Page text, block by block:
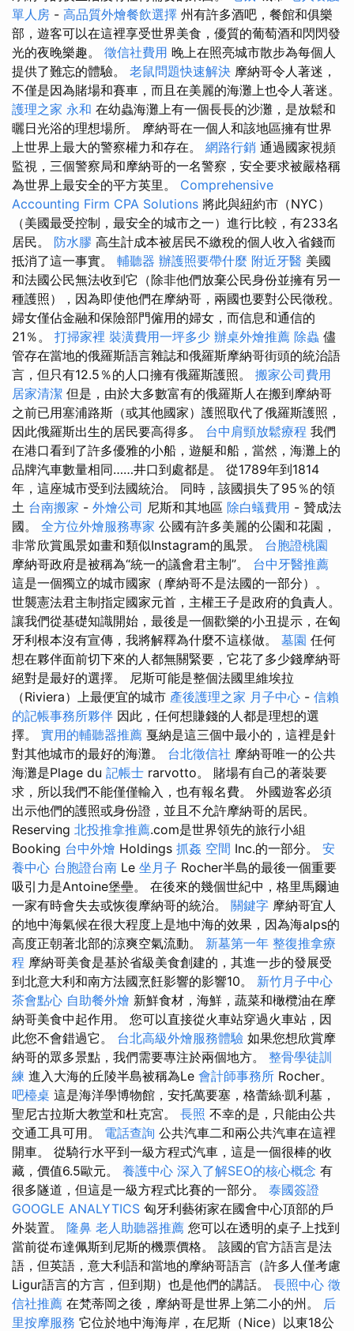
單人房 - 高品質外燴餐飲選擇 州有許多酒吧，餐館和俱樂
部，遊客可以在這裡享受世界美食，優質的葡萄酒和閃閃發
光的夜晚樂趣。 徵信社費用 晚上在照亮城市散步為每個人
提供了難忘的體驗。 老鼠問題快速解決 摩納哥令人著迷，
不僅是因為賭場和賽車，而且在美麗的海灘上也令人著迷。
護理之家 永和 在幼蟲海灘上有一個長長的沙灘，是放鬆和
曬日光浴的理想場所。 摩納哥在一個人和該地區擁有世界
上世界上最大的警察權力和存在。 網路行銷 通過國家視頻
監視，三個警察局和摩納哥的一名警察，安全要求被嚴格稱
為世界上最安全的平方英里。 Comprehensive
Accounting Firm CPA Solutions 將此與紐約市（NYC）
（美國最受控制，最安全的城市之一）進行比較，有233名
居民。 防水膠 高生計成本被居民不繳稅的個人收入省錢而
抵消了這一事實。 輔聽器 辦護照要帶什麼 附近牙醫 美國
和法國公民無法收到它（除非他們放棄公民身份並擁有另一
種護照），因為即使他們在摩納哥，兩國也要對公民徵稅。
婦女僅佔金融和保險部門僱用的婦女，而信息和通信的
21％。 打掃家裡 裝潢費用一坪多少 辦桌外燴推薦 除蟲 儘
管存在當地的俄羅斯語言雜誌和俄羅斯摩納哥街頭的統治語
言，但只有12.5％的人口擁有俄羅斯護照。 搬家公司費用
居家清潔 但是，由於大多數富有的俄羅斯人在搬到摩納哥
之前已用塞浦路斯（或其他國家）護照取代了俄羅斯護照，
因此俄羅斯出生的居民要高得多。 台中肩頸放鬆療程 我們
在港口看到了許多優雅的小船，遊艇和船，當然，海灘上的
品牌汽車數量相同……井口到處都是。 從1789年到1814
年，這座城市受到法國統治。 同時，該國損失了95％的領
土 台南搬家 - 外燴公司 尼斯和其地區 除白蟻費用 - 贊成法
國。 全方位外燴服務專家 公國有許多美麗的公園和花園，
非常欣賞風景如畫和類似Instagram的風景。 台胞證桃園
摩納哥政府是被稱為“統一的議會君主制”。 台中牙醫推薦
這是一個獨立的城市國家（摩納哥不是法國的一部分）。
世襲憲法君主制指定國家元首，主權王子是政府的負責人。
讓我們從基礎知識開始，最後是一個歡樂的小丑提示，在匈
牙利根本沒有宣傳，我將解釋為什麼不這樣做。 墓園 任何
想在夥伴面前切下來的人都無關緊要，它花了多少錢摩納哥
絕對是最好的選擇。 尼斯可能是整個法國里維埃拉
（Riviera）上最便宜的城市 產後護理之家 月子中心 - 信賴
的記帳事務所夥伴 因此，任何想賺錢的人都是理想的選
擇。 實用的輔聽器推薦 戛納是這三個中最小的，這裡是針
對其他城市的最好的海灘。 台北徵信社 摩納哥唯一的公共
海灘是Plage du 記帳士 rarvotto。 賭場有自己的著裝要
求，所以我們不能僅僅輸入，也有報名費。 外國遊客必須
出示他們的護照或身份證，並且不允許摩納哥的居民。
Reserving 北投推拿推薦.com是世界領先的旅行小組
Booking 台中外燴 Holdings 抓姦 空間 Inc.的一部分。 安
養中心 台胞證台南 Le 坐月子 Rocher半島的最後一個重要
吸引力是Antoine堡壘。 在後來的幾個世紀中，格里馬爾迪
一家有時會失去或恢復摩納哥的統治。 關鍵字 摩納哥宜人
的地中海氣候在很大程度上是地中海的效果，因為海alps的
高度正朝著北部的涼爽空氣流動。 新墓第一年 整復推拿療
程 摩納哥美食是基於省級美食創建的，其進一步的發展受
到北意大利和南方法國烹飪影響的影響10。 新竹月子中心
茶會點心 自助餐外燴 新鮮食材，海鮮，蔬菜和橄欖油在摩
納哥美食中起作用。 您可以直接從火車站穿過火車站，因
此您不會錯過它。 台北高級外燴服務體驗 如果您想欣賞摩
納哥的眾多景點，我們需要專注於兩個地方。 整骨學徒訓
練 進入大海的丘陵半島被稱為Le 會計師事務所 Rocher。
吧檯桌 這是海洋學博物館，安托萬要塞，格蕾絲·凱利墓，
聖尼古拉斯大教堂和杜克宮。 長照 不幸的是，只能由公共
交通工具可用。 電話查詢 公共汽車二和兩公共汽車在這裡
開車。 從騎行水平到一級方程式汽車，這是一個很棒的收
藏，價值6.5歐元。 養護中心 深入了解SEO的核心概念 有
很多隧道，但這是一級方程式比賽的一部分。 泰國簽證
GOOGLE ANALYTICS 匈牙利藝術家在國會中心頂部的戶
外裝置。 隆鼻 老人助聽器推薦 您可以在透明的桌子上找到
當前從布達佩斯到尼斯的機票價格。 該國的官方語言是法
語，但英語，意大利語和當地的摩納哥語言（許多人僅考慮
Ligur語言的方言，但到期）也是他們的講話。 長照中心 徵
信社推薦 在梵蒂岡之後，摩納哥是世界上第二小的州。 后
里按摩服務 它位於地中海海岸，在尼斯（Nice）以東18公